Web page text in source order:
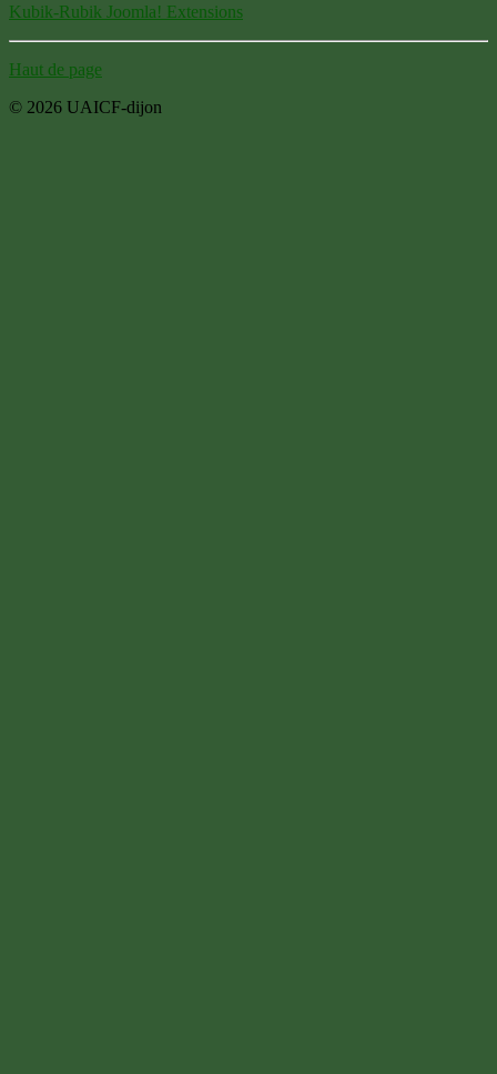
Kubik-Rubik Joomla! Extensions
Haut de page
© 2026 UAICF-dijon